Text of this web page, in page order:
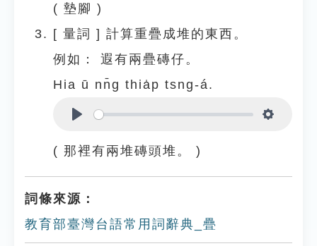
( 墊腳 )
[ 量詞 ] 計算重疊成堆的東西。
例如：
遐有兩疊磚仔。
Hia ū nn̄g thia̍p tsng-á.
( 那裡有兩堆磚頭堆。 )
詞條來源：
教育部臺灣台語常用詞辭典_疊